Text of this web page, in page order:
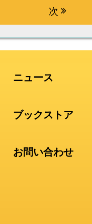
次
ニュース
ブックストア
お問い合わせ